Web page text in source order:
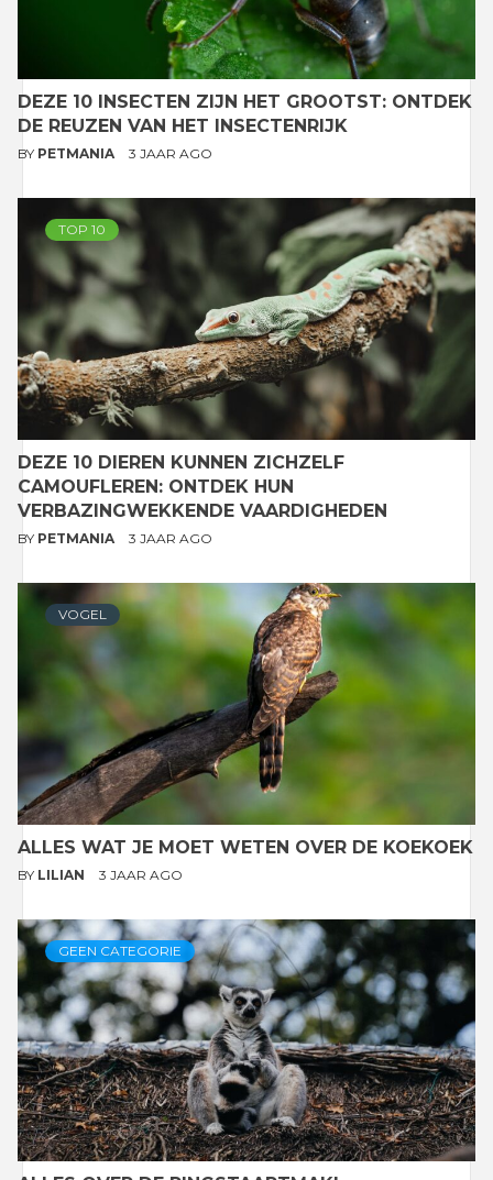
DEZE 10 INSECTEN ZIJN HET GROOTST: ONTDEK
DE REUZEN VAN HET INSECTENRIJK
BY PETMANIA 3 JAAR AGO
TOP 10
DEZE 10 DIEREN KUNNEN ZICHZELF
CAMOUFLEREN: ONTDEK HUN
VERBAZINGWEKKENDE VAARDIGHEDEN
BY PETMANIA 3 JAAR AGO
VOGEL
ALLES WAT JE MOET WETEN OVER DE KOEKOEK
BY LILIAN 3 JAAR AGO
GEEN CATEGORIE